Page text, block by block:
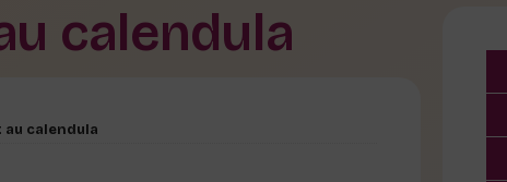
calendula
au calendula